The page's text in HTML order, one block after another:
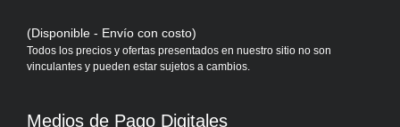
(Disponible - Envío con costo)
Todos los precios y ofertas presentados en nuestro sitio no son
vinculantes y pueden estar sujetos a cambios.
Medios de Pago Digitales